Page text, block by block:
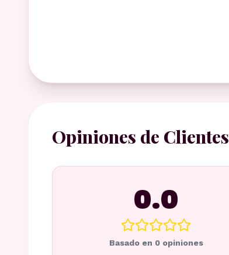
Opiniones de Clientes
0.0
Basado en 0opiniones